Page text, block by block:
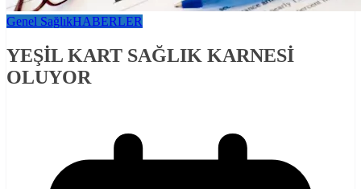
Genel SağlıkHABERLER
YEŞİL KART SAĞLIK KARNESİ
OLUYOR